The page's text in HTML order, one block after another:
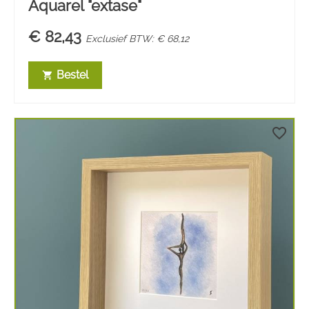
Aquarel "extase"
€ 82,43 Exclusief BTW: € 68,12
shopping_cart Bestel
favorite_border